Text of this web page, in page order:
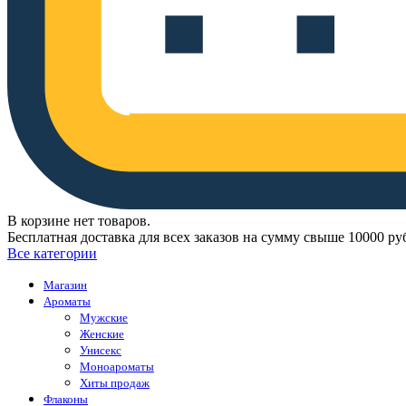
В корзине нет товаров.
Бесплатная доставка для всех заказов на сумму свыше 10000
Все категории
Магазин
Ароматы
Мужские
Женские
Унисекс
Моноароматы
Хиты продаж
Флаконы